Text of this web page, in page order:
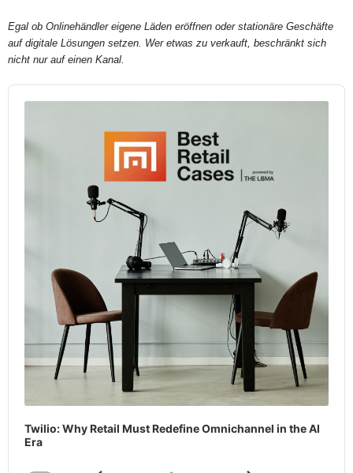
Egal ob Onlinehändler eigene Läden eröffnen oder stationäre Geschäfte
auf digitale Lösungen setzen. Wer etwas zu verkauft, beschränkt sich
nicht nur auf einen Kanal.
Audio
Player
Twilio: Why Retail Must Redefine Omnichannel in the AI
Era